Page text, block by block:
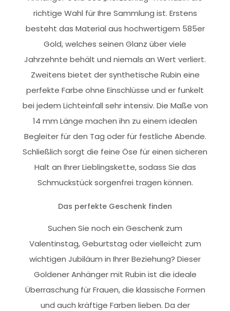
richtige Wahl für Ihre Sammlung ist. Erstens
besteht das Material aus hochwertigem 585er
Gold, welches seinen Glanz über viele
Jahrzehnte behält und niemals an Wert verliert.
Zweitens bietet der synthetische Rubin eine
perfekte Farbe ohne Einschlüsse und er funkelt
bei jedem Lichteinfall sehr intensiv. Die Maße von
14 mm Länge machen ihn zu einem idealen
Begleiter für den Tag oder für festliche Abende.
Schließlich sorgt die feine Öse für einen sicheren
Halt an Ihrer Lieblingskette, sodass Sie das
Schmuckstück sorgenfrei tragen können.
Das perfekte Geschenk finden
Suchen Sie noch ein Geschenk zum
Valentinstag, Geburtstag oder vielleicht zum
wichtigen Jubiläum in Ihrer Beziehung? Dieser
Goldener Anhänger mit Rubin ist die ideale
Überraschung für Frauen, die klassische Formen
und auch kräftige Farben lieben. Da der